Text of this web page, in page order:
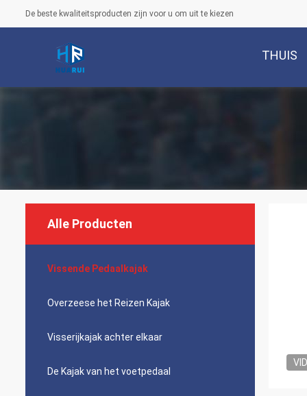
De beste kwaliteitsproducten zijn voor u om uit te kiezen
THUIS
Alle Producten
Vissende Pedaalkajak
Overzeese het Reizen Kajak
Visserijkajak achter elkaar
De Kajak van het voetpedaal